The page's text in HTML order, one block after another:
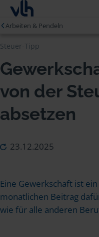
Arbeiten & Pendeln
Steuer-Tipp
von der
absetzen
23.12.2025
Eine Gewerkschaft ist
monatlichen Beitrag
wie für alle anderen